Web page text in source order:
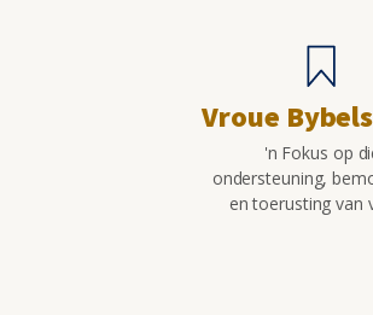
Vroue
'n Fokus op
ondersteuning,
en toerusting van